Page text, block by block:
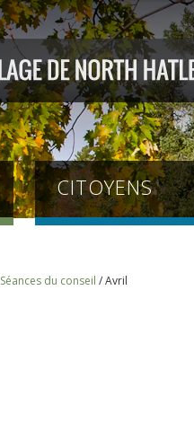
CITOYENS
Séances du conseil /Avril